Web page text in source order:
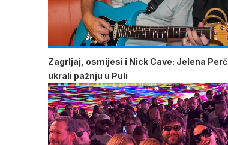
Zagrljaj, osmijesi i Nick Cave: Jelena
ukrali pažnju u Puli